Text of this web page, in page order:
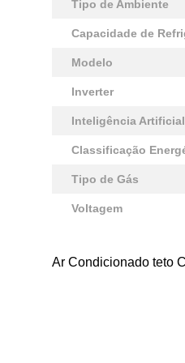
Tipo de Ambiente
Capacidade de
Modelo
Inverter
Inteligência Artificial
Classificação
Tipo de Gás
Voltagem
Ar Condicionado teto